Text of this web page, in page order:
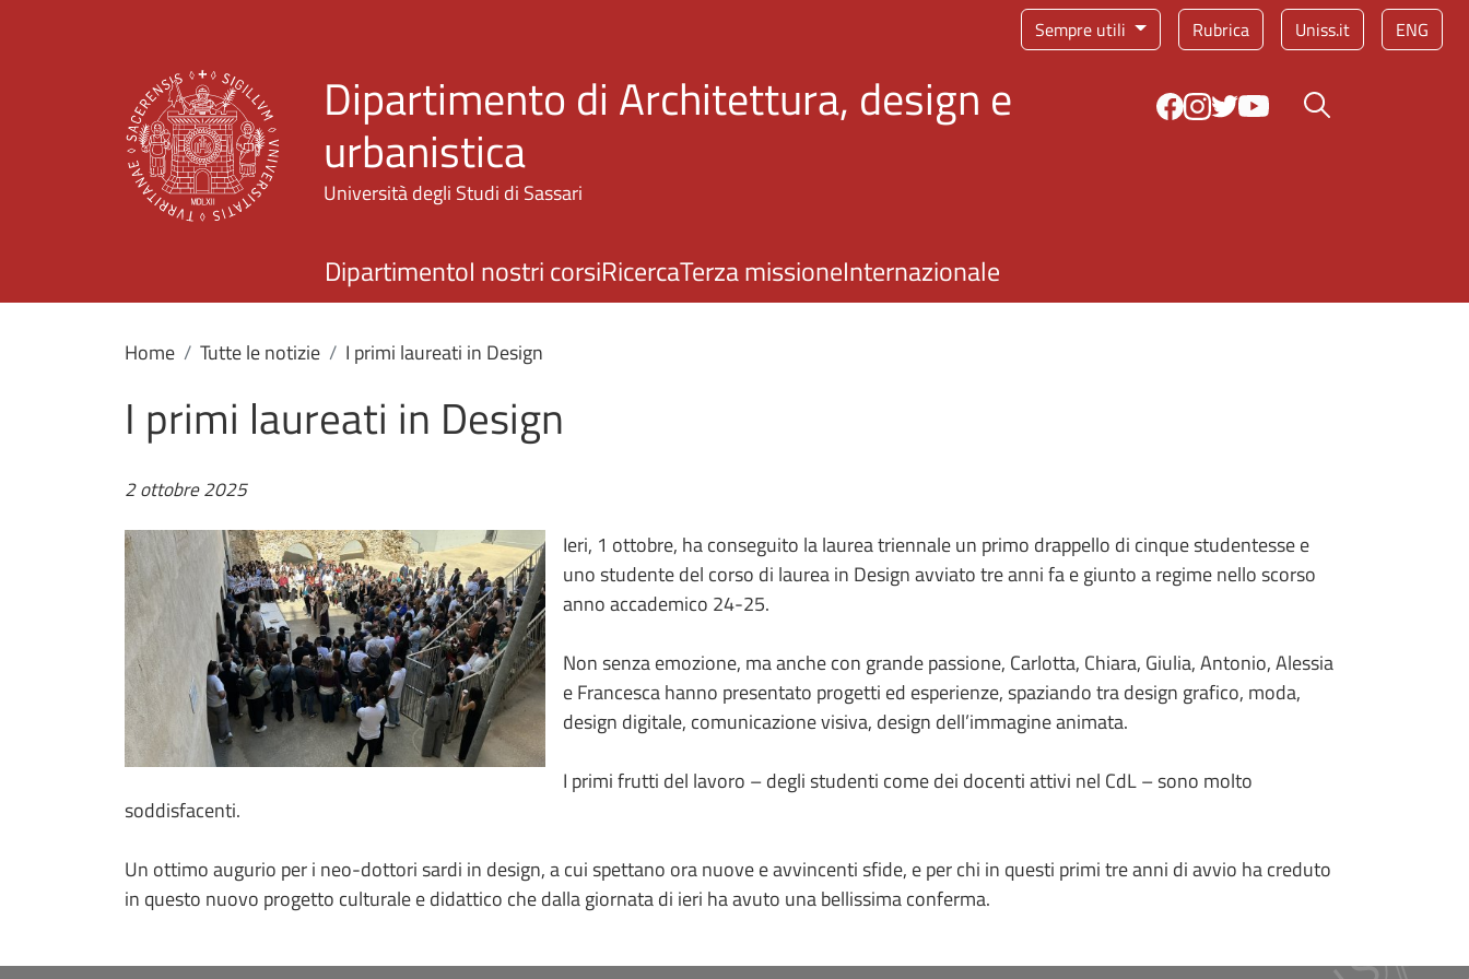
Sempre utili Rubrica Uniss.it ENG
Dipartimento di Architettura, design e
urbanistica
Università degli Studi di Sassari
Bottone cerca
DipartimentoI nostri corsiRicercaTerza missioneInternazionale
Home Tutte le notizie I primi laureati in Design
I primi laureati in Design
2 ottobre 2025
Ieri, 1 ottobre, ha conseguito la laurea triennale un primo drappello di cinque studentesse e
uno studente del corso di laurea in Design avviato tre anni fa e giunto a regime nello scorso
anno accademico 24-25.
Non senza emozione, ma anche con grande passione, Carlotta, Chiara, Giulia, Antonio, Alessia
e Francesca hanno presentato progetti ed esperienze, spaziando tra design grafico, moda,
design digitale, comunicazione visiva, design dell’immagine animata.
I primi frutti del lavoro – degli studenti come dei docenti attivi nel CdL – sono molto
soddisfacenti.
Un ottimo augurio per i neo-dottori sardi in design, a cui spettano ora nuove e avvincenti sfide, e per chi in questi primi tre anni di avvio ha creduto
in questo nuovo progetto culturale e didattico che dalla giornata di ieri ha avuto una bellissima conferma.